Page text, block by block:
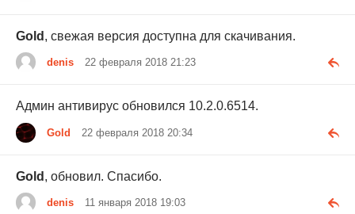
Gold , свежая версия доступна для скачивания.
denis 22 февраля 2018 21:23
Админ антивирус обновился 10.2.0.6514.
Gold 22 февраля 2018 20:34
Gold , обновил. Спасибо.
denis 11 января 2018 19:03